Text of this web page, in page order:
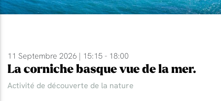
11 Septembre 2026 | 15:15 - 18:00
La corniche basque vue de la mer.
Activité de découverte de la nature